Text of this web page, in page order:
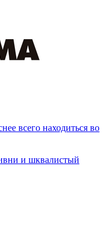
всего находиться во
и шквалистый